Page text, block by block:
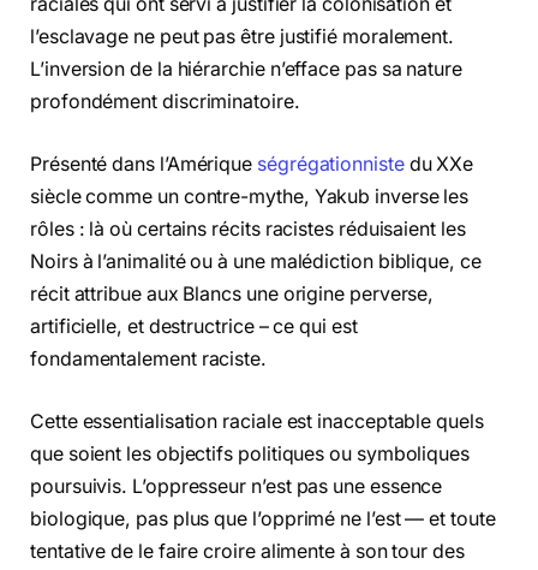
raciales qui ont servi à justifier la colonisation et
l’esclavage ne peut pas être justifié moralement.
L’inversion de la hiérarchie n’efface pas sa nature
profondément discriminatoire.
Présenté dans l’Amérique ségrégationnistedu XXe
siècle comme un contre-mythe, Yakub inverse les
rôles : là où certains récits racistes réduisaient les
Noirs à l’animalité ou à une malédiction biblique, ce
récit attribue aux Blancs une origine perverse,
artificielle, et destructrice – ce qui est
fondamentalement raciste.
Cette essentialisation raciale est inacceptable quels
que soient les objectifs politiques ou symboliques
poursuivis. L’oppresseur n’est pas une essence
biologique, pas plus que l’opprimé ne l’est — et toute
tentative de le faire croire alimente à son tour des